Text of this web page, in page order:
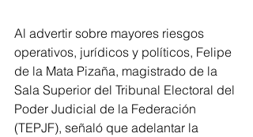
Al advertir sobre mayores riesgos
operativos, jurídicos y políticos, Felipe
de la Mata Pizaña, magistrado de la
Sala Superior del Tribunal Electoral del
Poder Judicial de la Federación
(TEPJF), señaló que adelantar la